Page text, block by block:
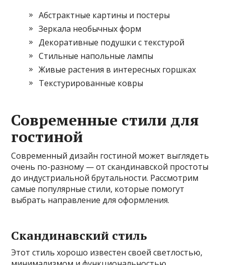
Абстрактные картины и постеры
Зеркала необычных форм
Декоративные подушки с текстурой
Стильные напольные лампы
Живые растения в интересных горшках
Текстурированные ковры
Современные стили для
гостиной
Современный дизайн гостиной может выглядеть
очень по-разному — от скандинавской простоты
до индустриальной брутальности. Рассмотрим
самые популярные стили, которые помогут
выбрать направление для оформления.
Скандинавский стиль
Этот стиль хорошо известен своей светлостью,